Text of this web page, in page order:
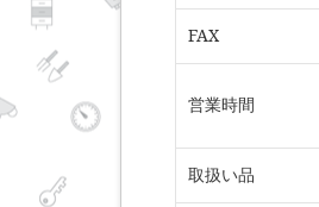
FAX
営業時間
取扱い品